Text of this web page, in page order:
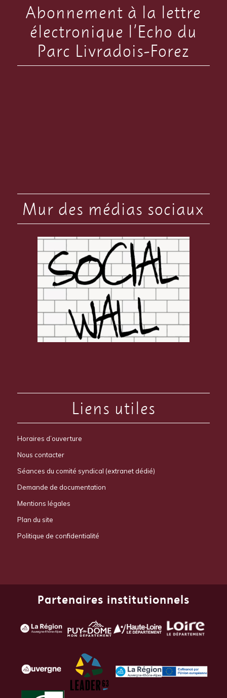
Abonnement à la lettre
électronique l’Echo du
Parc Livradois-Forez
Mur des médias sociaux
Liens utiles
Horaires d’ouverture
Nous contacter
Séances du comité syndical (extranet dédié)
Demande de documentation
Mentions légales
Plan du site
Politique de confidentialité
Partenaires institutionnels